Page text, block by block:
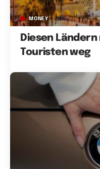
MONEY
Diesen
Touristen weg